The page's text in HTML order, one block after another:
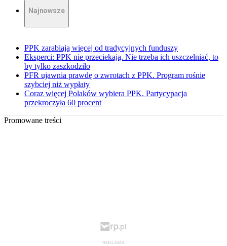
Najnowsze
PPK zarabiają więcej od tradycyjnych funduszy
Eksperci: PPK nie przeciekają. Nie trzeba ich uszczelniać, to
by tylko zaszkodziło
PFR ujawnia prawdę o zwrotach z PPK. Program rośnie
szybciej niż wypłaty
Coraz więcej Polaków wybiera PPK. Partycypacja
przekroczyła 60 procent
Promowane treści